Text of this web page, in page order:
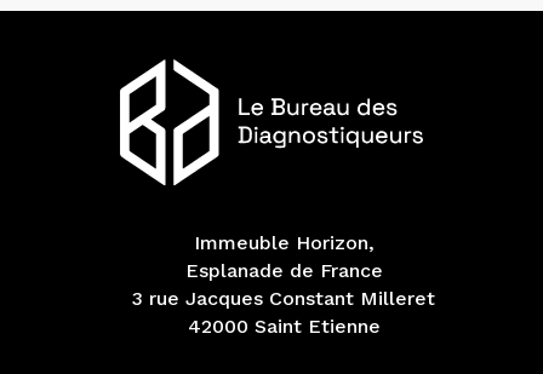
Immeuble Horizon,
Esplanade de France
3 rue Jacques Constant Milleret
42000 Saint Etienne